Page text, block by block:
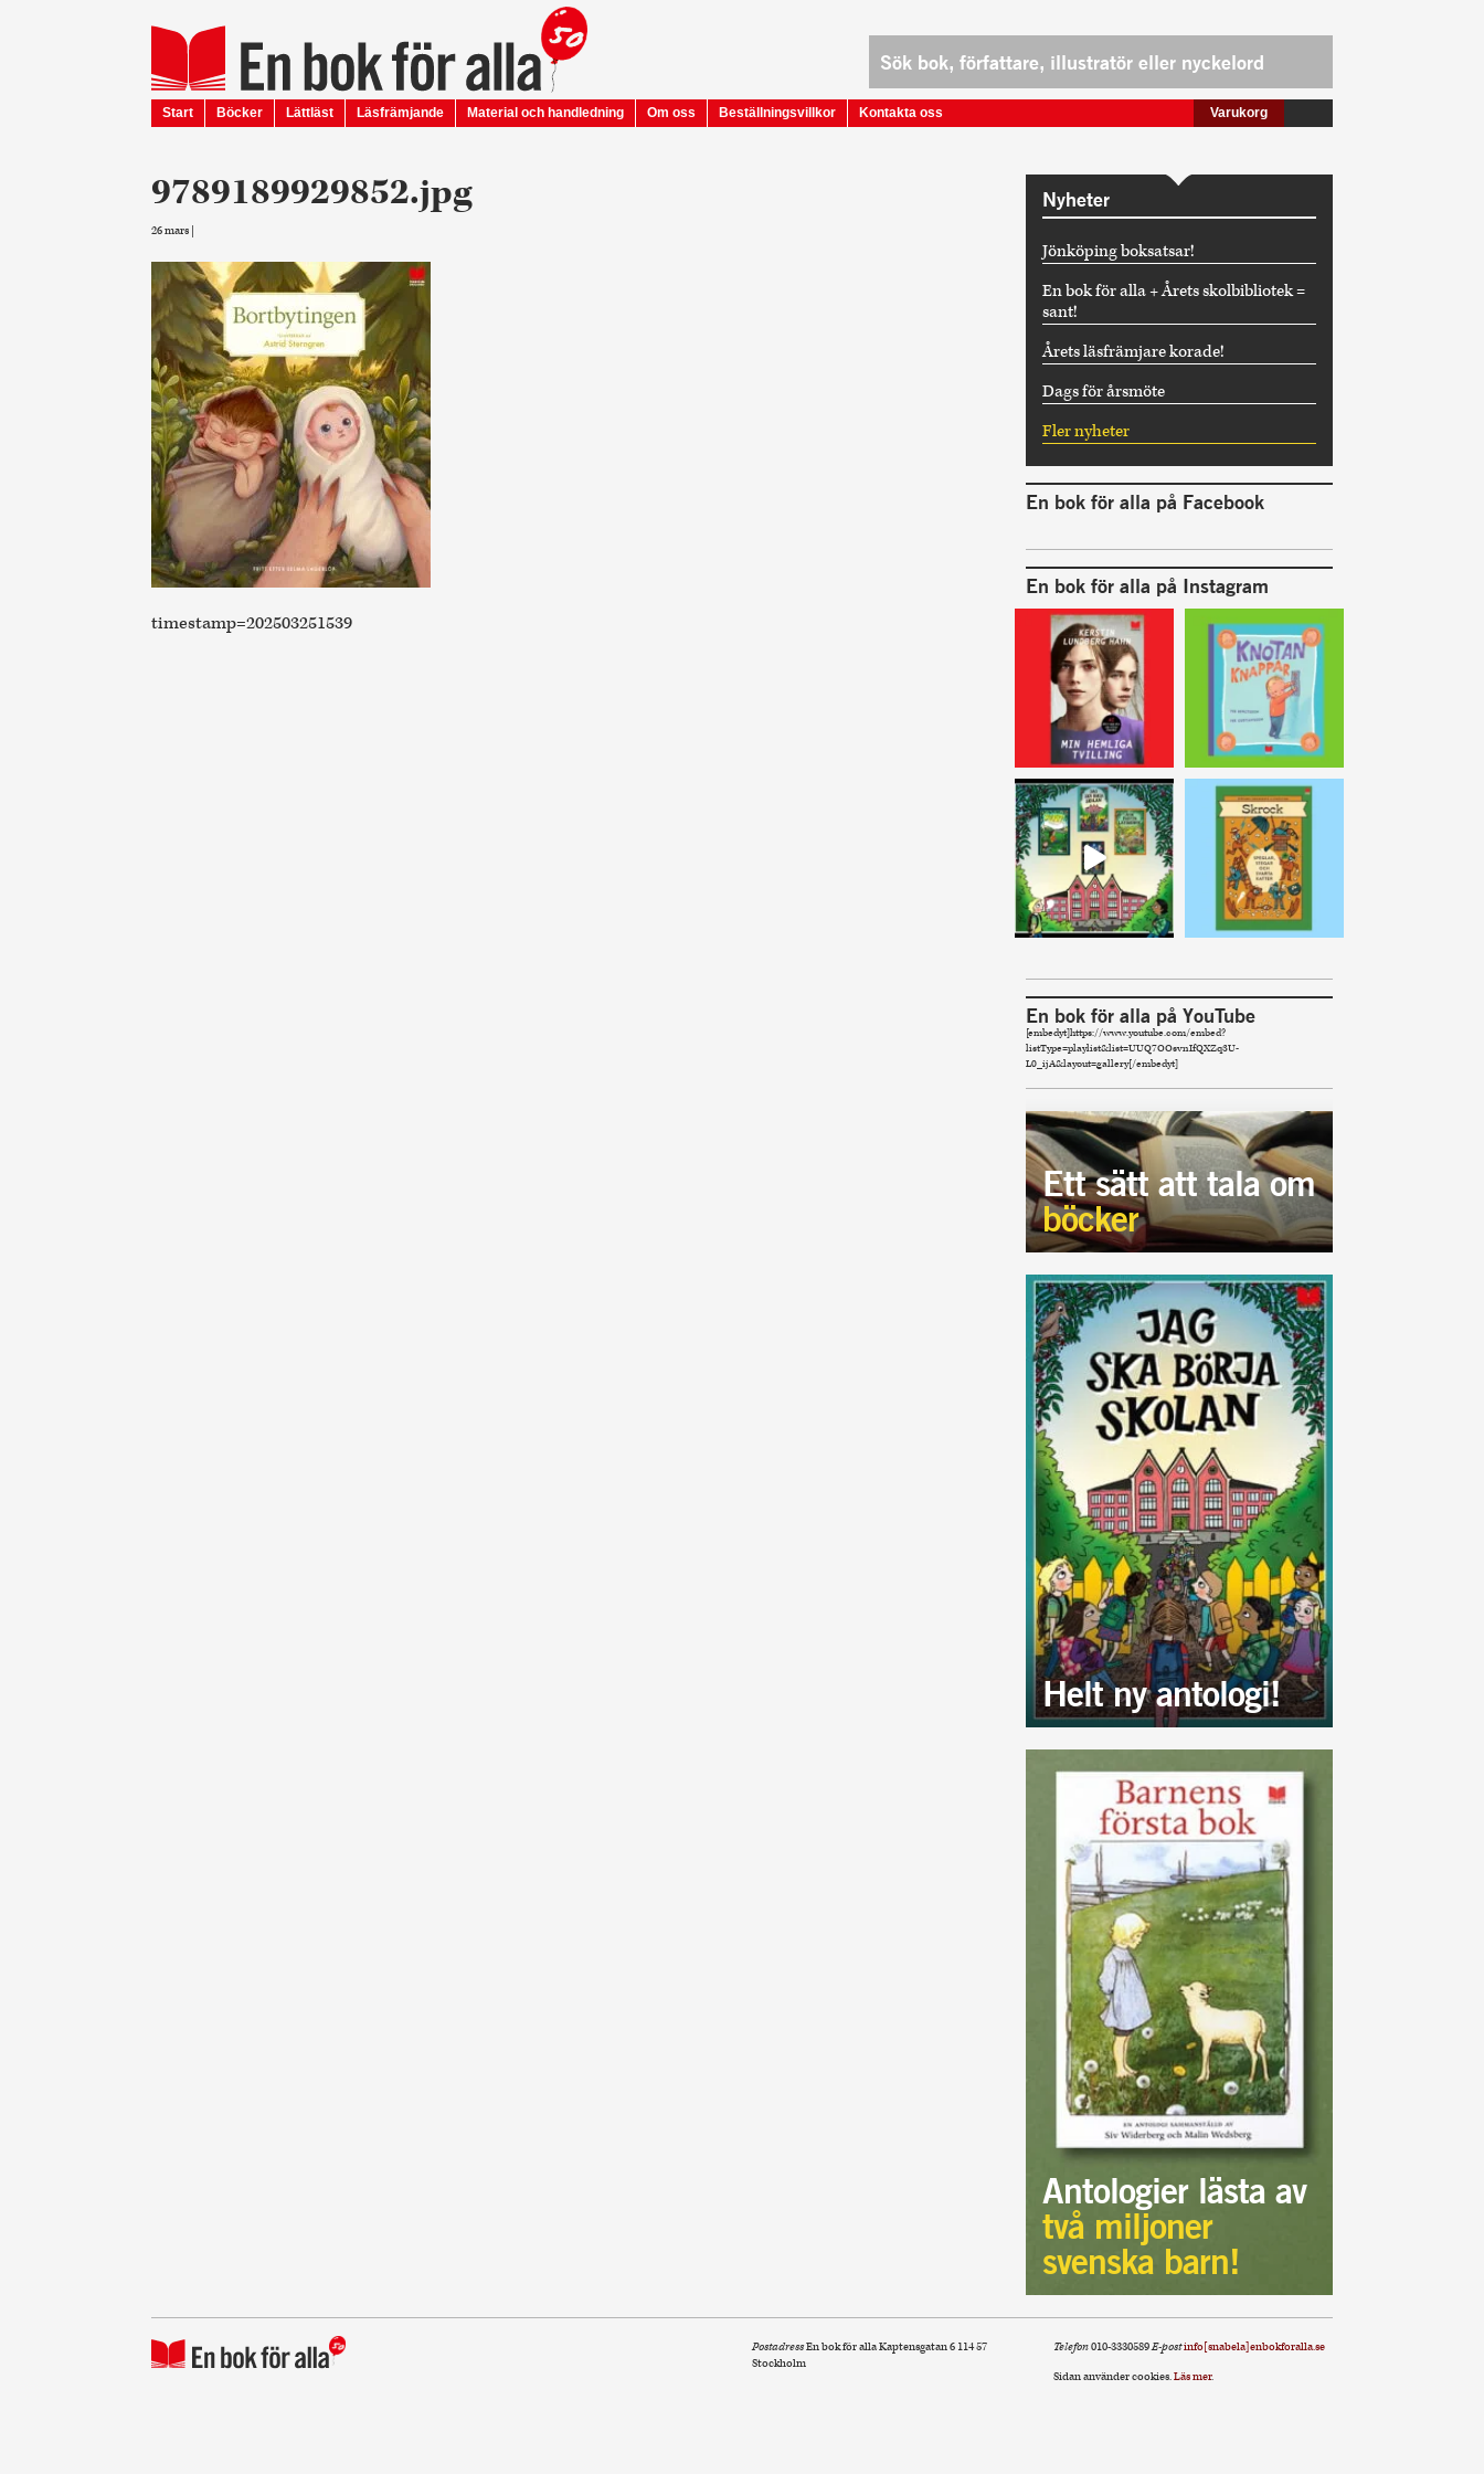
Start Böcker Lättläst Läsfrämjande Material och handledning Om oss Beställningsvillkor Kontakta oss Varukorg
9789189929852.jpg
26 mars |
timestamp=202503251539
Nyheter
Jönköping boksatsar!
En bok för alla + Årets skolbibliotek =
sant!
Årets läsfrämjare korade!
Dags för årsmöte
Fler nyheter
En bok för alla på Facebook
En bok för alla på Instagram
En bok för alla på YouTube
[embedyt]https://www.youtube.com/embed?
listType=playlist&list=UUQ7OOsvnIfQXZq3U-
L0_ijA&layout=gallery[/embedyt]
Ett sätt att tala om
böcker
Helt ny antologi!
Antologier lästa av
två miljoner
svenska barn!
Telefon010-3330589E-postinfo[snabela]enbokforalla.se
Sidan använder cookies.Läs mer.
PostadressEn bok för alla Kaptensgatan 6 114 57
Stockholm